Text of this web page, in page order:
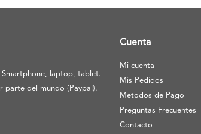
Smartphone, laptop, tablet.
parte del mundo (Paypal).
Cuenta
Mi cuenta
Mis Pedidos
Metodos de Pago
Preguntas Frecuentes
Contacto